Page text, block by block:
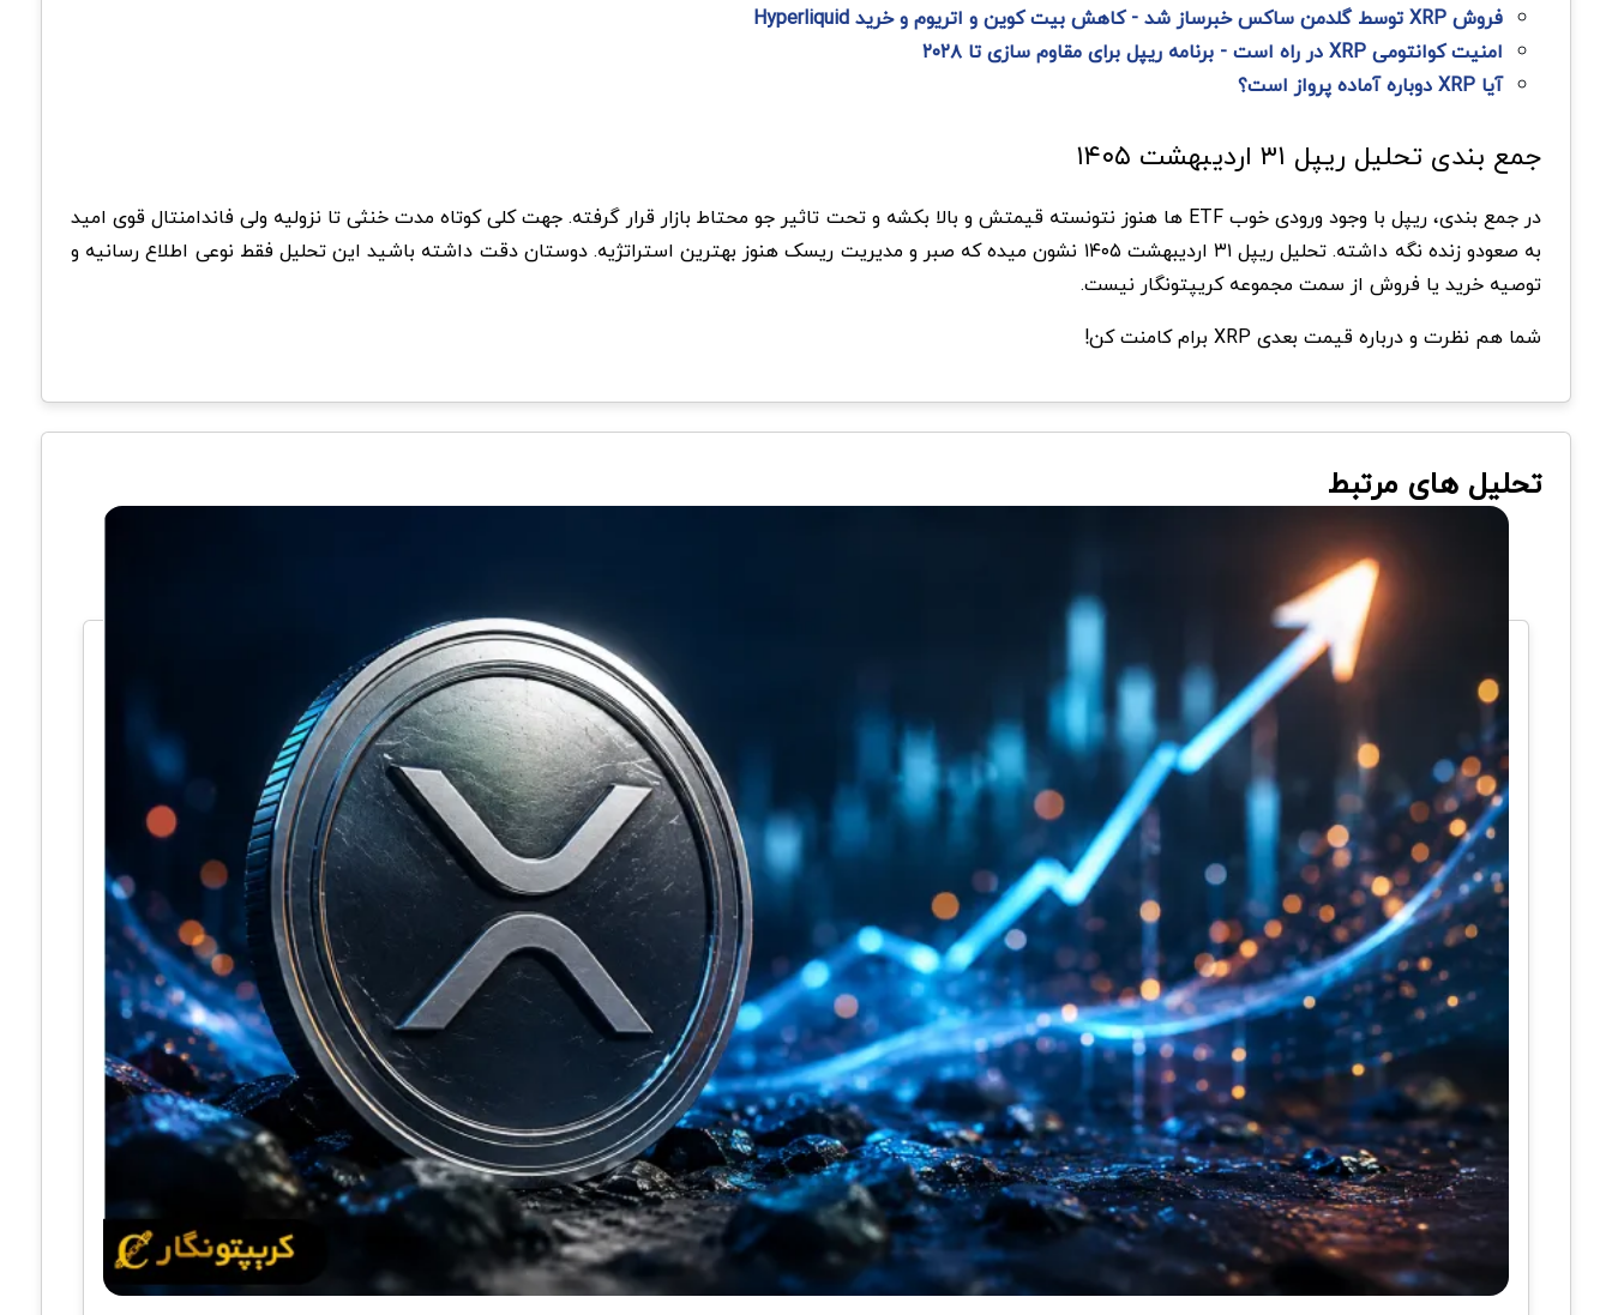
فروش XRP توسط گلدمن ساکس خبرساز شد - کاهش بیت کوین و اتریوم و خرید Hyperliquid
امنیت کوانتومی XRP در راه است - برنامه ریپل برای مقاوم سازی تا ۲۰۲۸
آیا XRP دوباره آماده پرواز است؟
جمع بندی تحلیل ریپل ۳۱ اردیبهشت ۱۴۰۵
در جمع بندی، ریپل با وجود ورودی خوب ETF ها هنوز نتونسته قیمتش و بالا بکشه و تحت تاثیر جو محتاط بازار قرار گرفته. جهت کلی کوتاه مدت خنثی تا نزولیه ولی فاندامنتال قوی امید
به صعودو زنده نگه داشته. تحلیل ریپل ۳۱ اردیبهشت ۱۴۰۵ نشون میده که صبر و مدیریت ریسک هنوز بهترین استراتژیه. دوستان دقت داشته باشید این تحلیل فقط نوعی اطلاع رسانیه و
توصیه خرید یا فروش از سمت مجموعه کریپتونگار نیست.
شما هم نظرت و درباره قیمت بعدی XRP برام کامنت کن!
تحلیل های مرتبط